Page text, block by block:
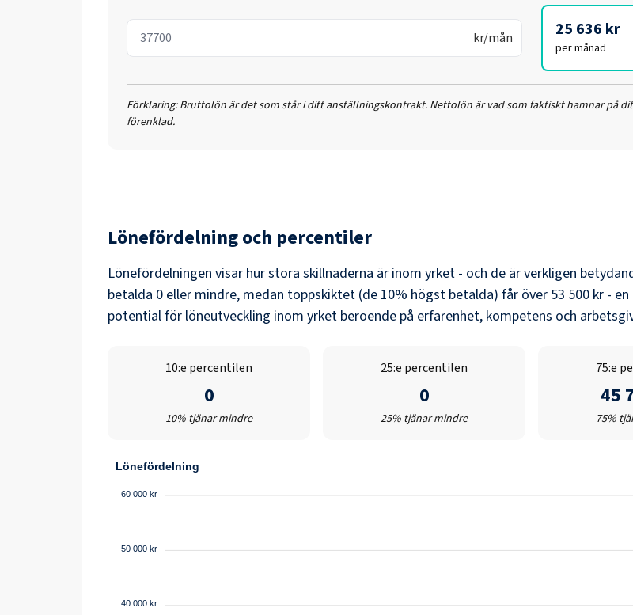
kr/mån 25 636 kr
per månad
Förklaring: Bruttolön är det som står i ditt anställningskontrakt. Nettolön är vad som faktiskt hamnar på
förenklad.
Lönefördelning och percentiler
Lönefördelningen visar hur stora skillnaderna är inom yrket - och de är verkligen
betalda 0 eller mindre, medan toppskiktet (de 10% högst betalda) får över 53 500 kr -
potential för löneutveckling inom yrket beroende på erfarenhet, kompetens och
10:e percentilen
0
10% tjänar mindre
25:e percentilen
0
25% tjänar mindre
75:e
45
75%
Lönefördelning
60 000 kr
50 000 kr
40 000 kr